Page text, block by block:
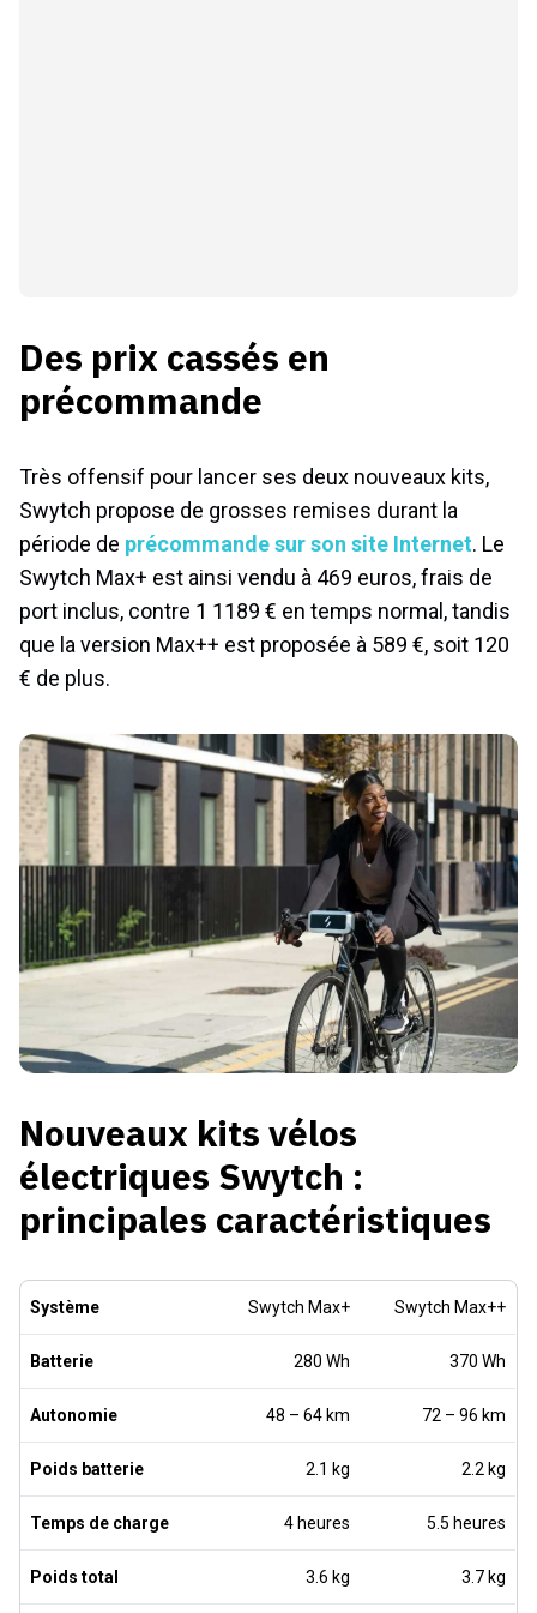
Des prix cassés en
précommande
Très offensif pour lancer ses deux nouveaux kits,
Swytch propose de grosses remises durant la
période de précommande sur son site Internet. Le
Swytch Max+ est ainsi vendu à 469 euros, frais de
port inclus, contre 1 1189 € en temps normal, tandis
que la version Max++ est proposée à 589 €, soit 120
€ de plus.
Nouveaux kits vélos
électriques Swytch :
principales caractéristiques
Système Swytch Max+ Swytch Max++
Batterie 280 Wh 370 Wh
Autonomie 48 – 64 km 72 – 96 km
Poids batterie 2.1 kg 2.2 kg
Temps de charge 4 heures 5.5 heures
Poids total 3.6 kg 3.7 kg